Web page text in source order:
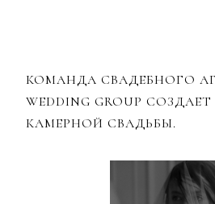
КОМАНДА СВАДЕБНОГО
WEDDING GROUP
КАМЕРНОЙ СВАДЬБЫ.